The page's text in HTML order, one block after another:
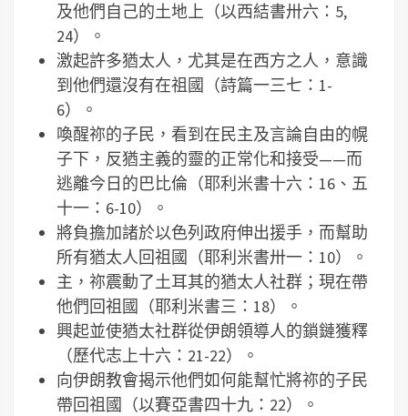
及他們自己的土地上（以西結書卅六：5,
24）。
激起許多猶太人，尤其是在西方之人，意識
到他們還沒有在祖國（詩篇一三七：1-
6）。
喚醒祢的子民，看到在民主及言論自由的幌
子下，反猶主義的靈的正常化和接受——而
逃離今日的巴比倫（耶利米書十六：16、五
十一：6-10）。
將負擔加諸於以色列政府伸出援手，而幫助
所有猶太人回祖國（耶利米書卅一：10）。
主，祢震動了土耳其的猶太人社群；現在帶
他們回祖國（耶利米書三：18）。
興起並使猶太社群從伊朗領導人的鎖鏈獲釋
（歷代志上十六：21-22）。
向伊朗教會揭示他們如何能幫忙將祢的子民
帶回祖國（以賽亞書四十九：22）。